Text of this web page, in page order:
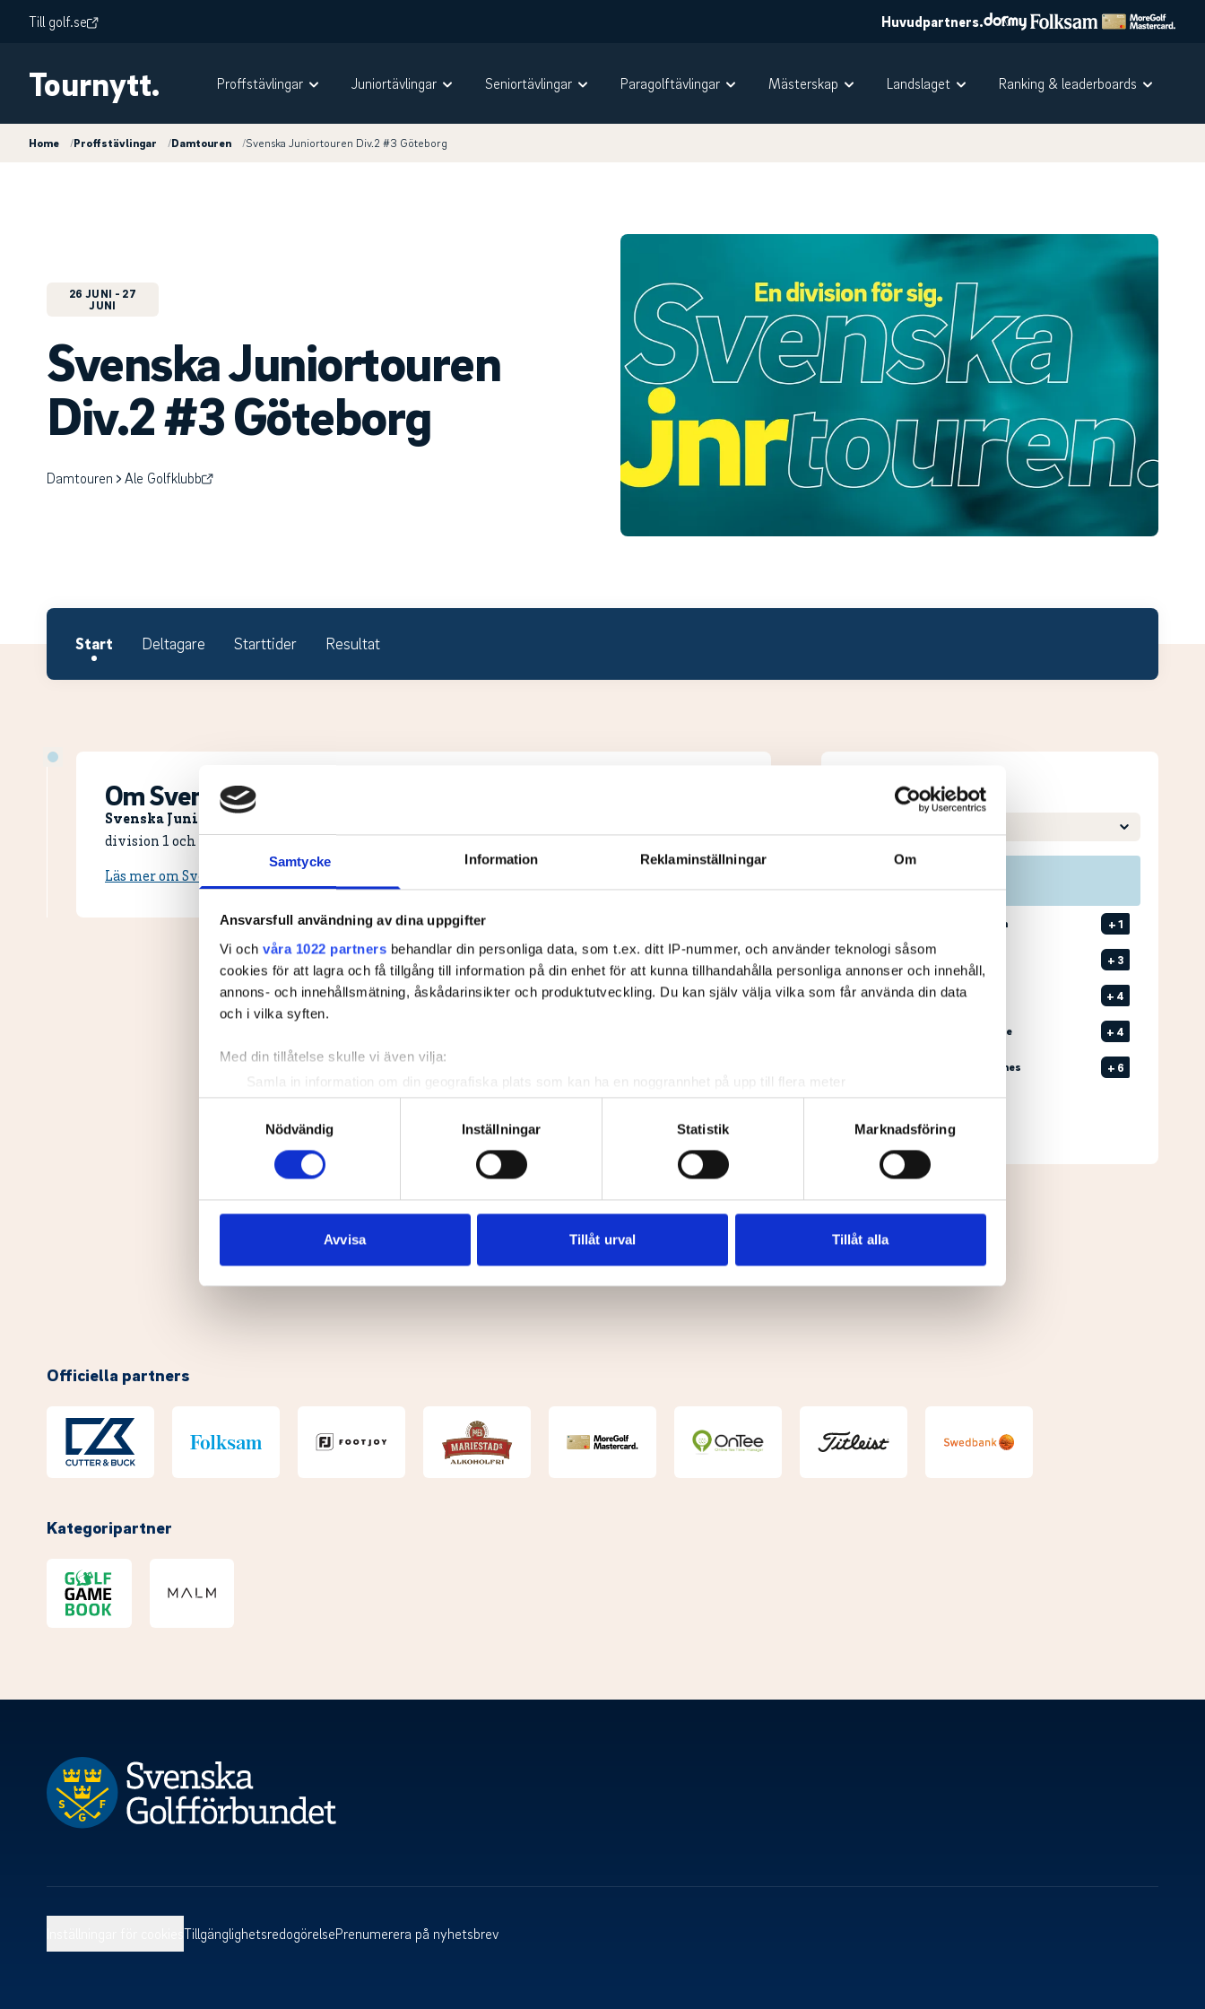
Samtycke Information Reklaminställningar Om
Ansvarsfull användning av dina uppgifter
Vi och våra 1022 partners behandlar din personliga data, som t.ex. ditt IP-nummer, och använder teknologi såsom
cookies för att lagra och få tillgång till information på din enhet för att kunna tillhandahålla personliga annonser och innehåll,
annons- och innehållsmätning, åskådarinsikter och produktutveckling. Du kan själv välja vilka som får använda din data
och i vilka syften.
Med din tillåtelse skulle vi även vilja:
Samla in information om din geografiska plats som kan ha en noggrannhet på upp till flera meter
Identifiera din enhet genom att aktivt skanna den för specifika kännetecken (fingeravtryck)
Ta reda på mer om hur dina personliga uppgifter behandlas och ställ in dina preferenser i
detaljsektionen. Du kan ändra
eller dra tillbaka ditt samtycke när som helst från cookie-förklaringen.
sociala medier och analysera vår trafik. Vi vidarebefordrar även sådana identifierare och annan information från din enhet
till de sociala medier och annons- och analysföretag som vi samarbetar med. Dessa kan i sin tur kombinera informationen
Nödvändig
Inställningar Statistik Marknadsföring
Avvisa Tillåt urval Tillåt alla
Till golf.se Huvudpartners.
Tournytt. Proffstävlingar Juniortävlingar Seniortävlingar Paragolftävlingar Mästerskap Landslaget Ranking & leaderboards
Home /Proffstävlingar /Damtouren /Svenska Juniortouren Div.2 #3 Göteborg
26 JUNI - 27
JUNI
Svenska Juniortouren
Div.2 #3 Göteborg
Damtouren Ale Golfklubb
Start Deltagare Starttider Resultat
Om Svenska Juniortouren Division 2.
Svenska Juniortouren Elit är den andra av tourens fyra nivåer:
division 1 och elit. Handicapgränsen är 10,0 för pojkar och 14,0 för flickor.
Läs mer om Svenska Juniortouren och dess divisioner.
Leaderboard.
Pos Namn
HAGNELL, Ruben +1
2 7 BERG, Emil + 3
T3 7 KNAUER, Carl + 4
JERNEBORN, Olle + 4
NYMARK, Johannes + 6
Senast uppdaterad:03:28
Se full leaderboard
Officiella partners
Kategoripartner
TillgänglighetsredogörelsePrenumerera på nyhetsbrev